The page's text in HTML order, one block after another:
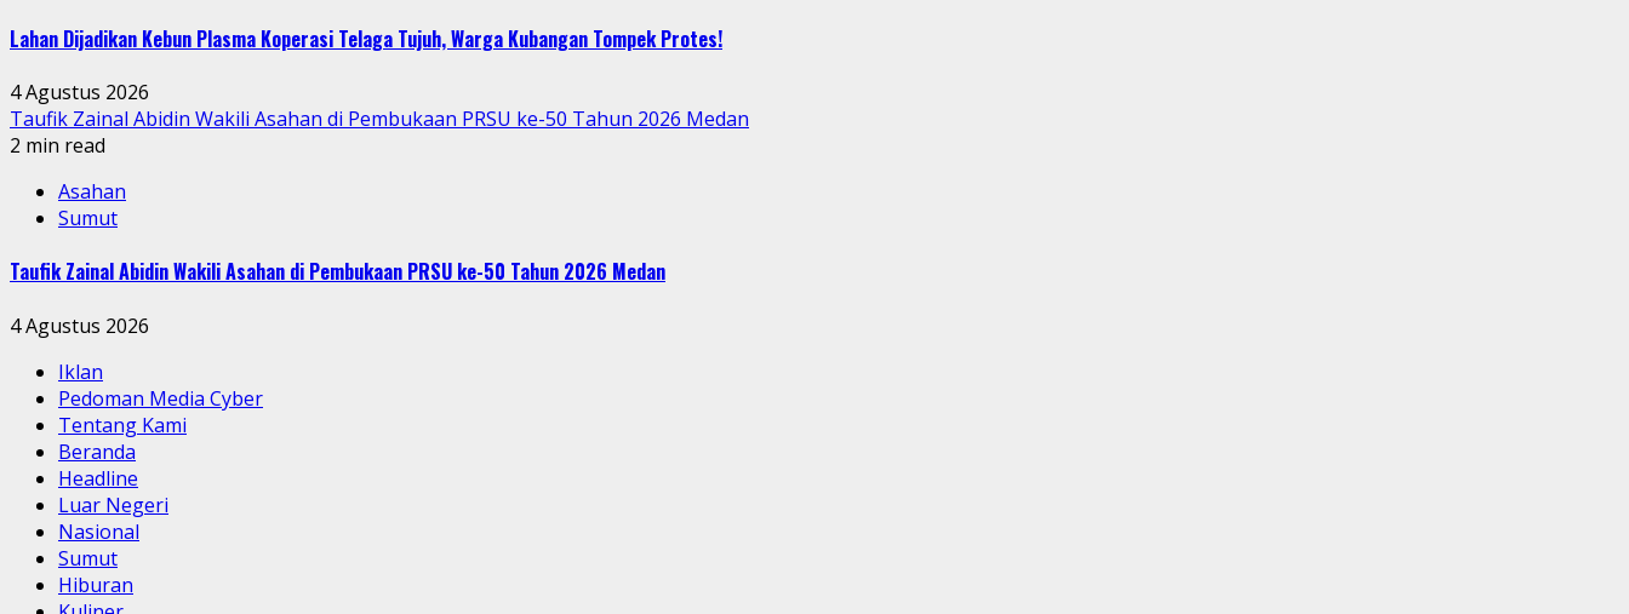
Lahan Dijadikan Kebun Plasma Koperasi Telaga Tujuh, Warga Kubangan Tompek Protes!
4 Agustus 2026
Taufik Zainal Abidin Wakili Asahan di Pembukaan PRSU ke-50 Tahun 2026 Medan
2 min read
Asahan
Sumut
Taufik Zainal Abidin Wakili Asahan di Pembukaan PRSU ke-50 Tahun 2026 Medan
4 Agustus 2026
Iklan
Pedoman Media Cyber
Tentang Kami
Beranda
Headline
Luar Negeri
Nasional
Sumut
Hiburan